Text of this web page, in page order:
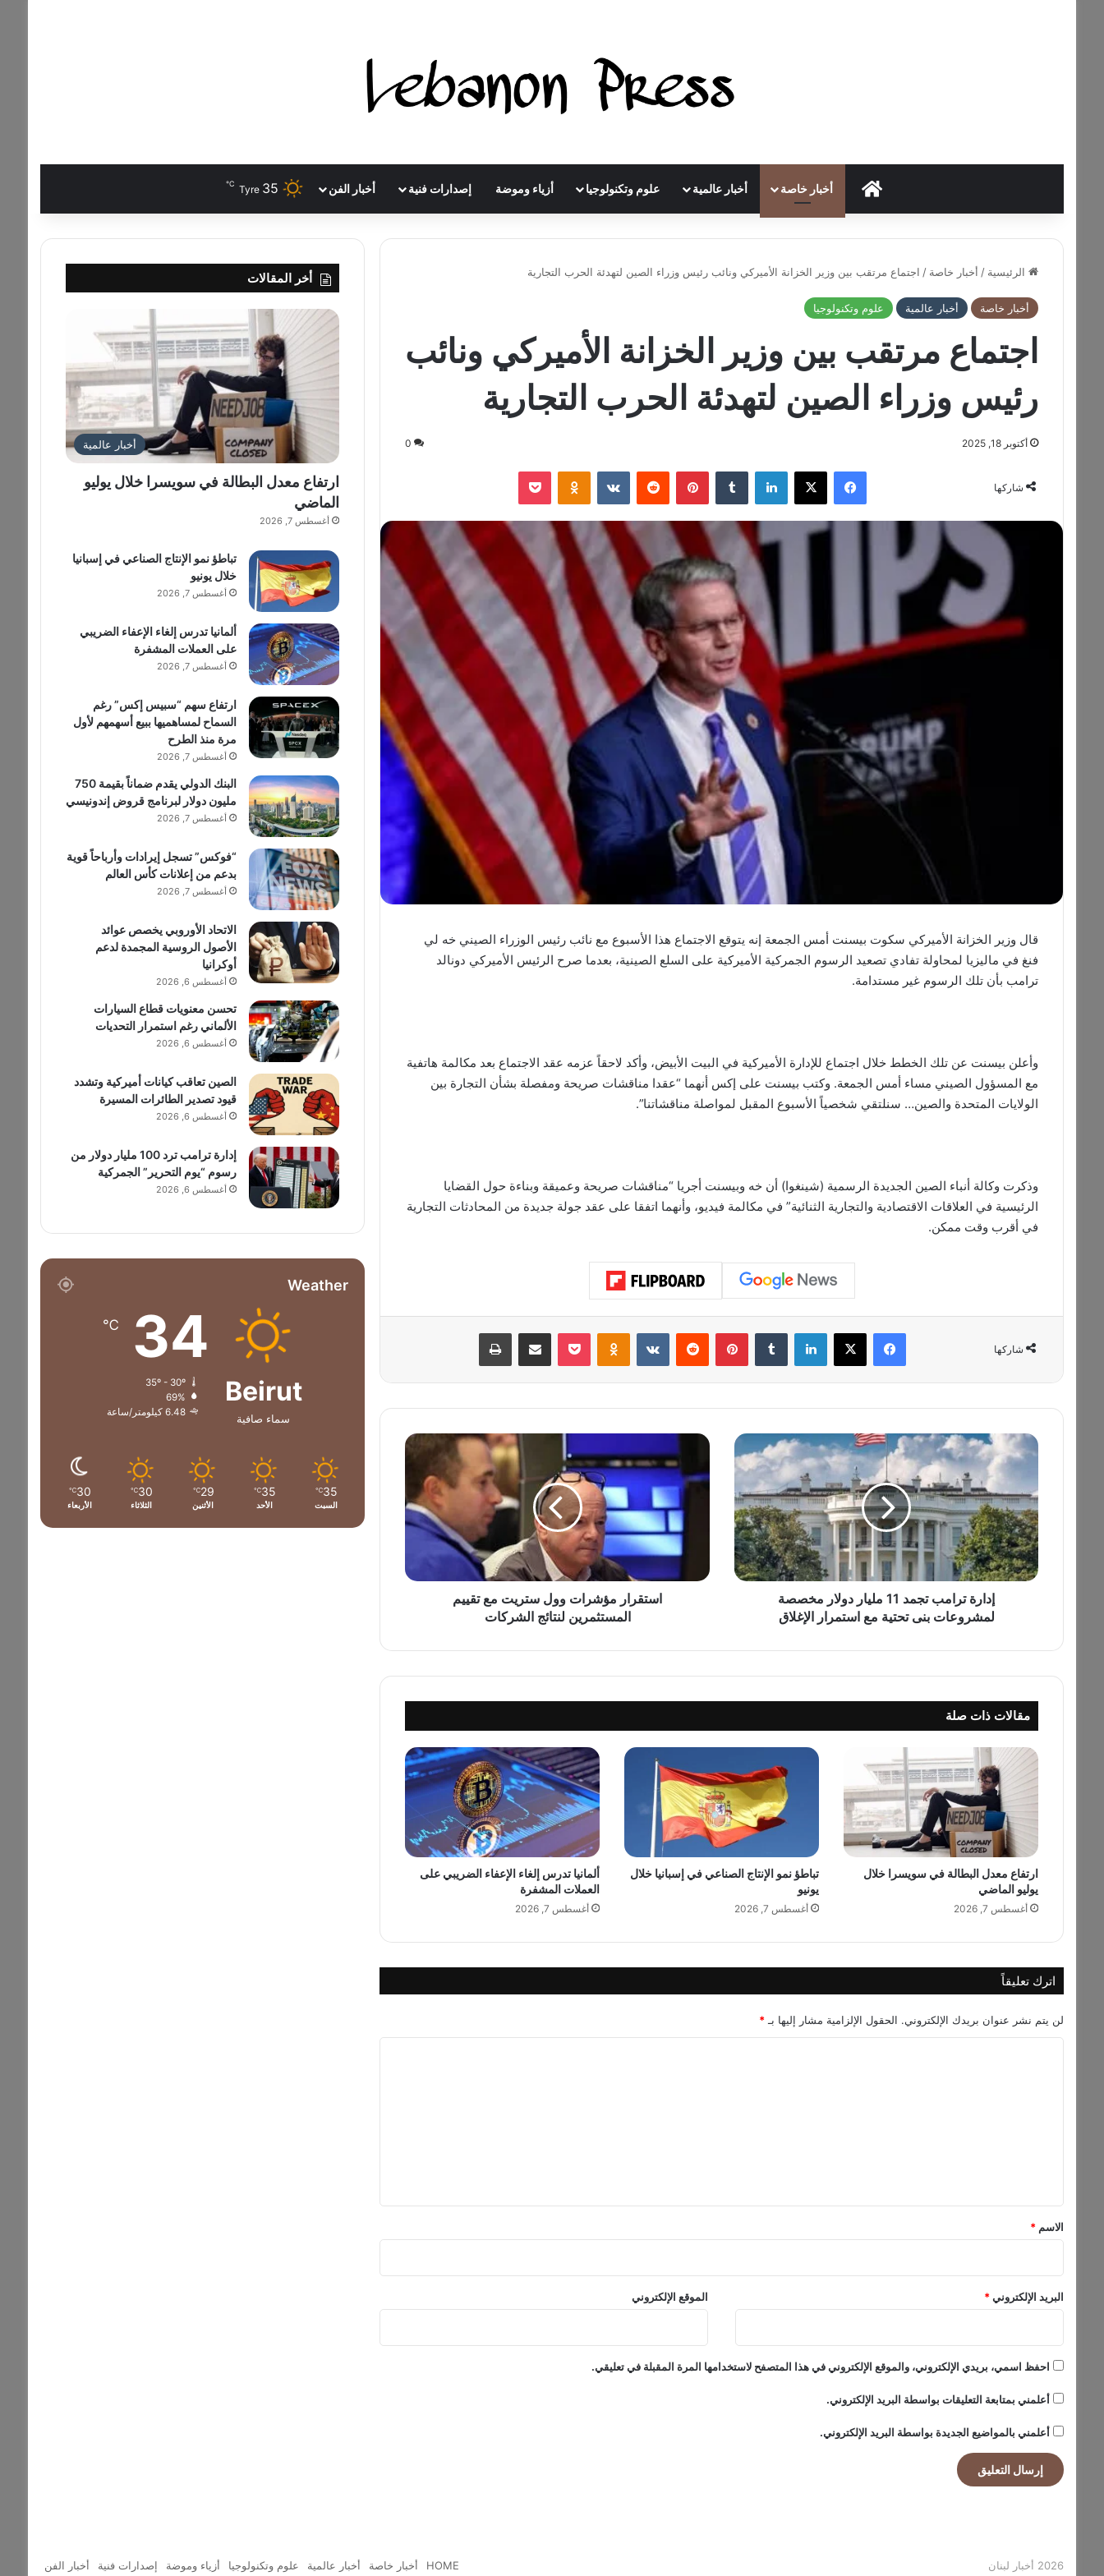
HOMEأخبار خاصة أخبار عالمية علوم وتكنولوجيا أزياء وموضة إصدارات فنية أخبار الفن Tyre 35
℃
الرئيسية / أخبار خاصة / اجتماع مرتقب بين وزير الخزانة الأميركي ونائب رئيس وزراء الصين لتهدئة الحرب التجارية
أخبار خاصة أخبار عالمية علوم وتكنولوجيا
اجتماع مرتقب بين وزير الخزانة الأميركي ونائب
رئيس وزراء الصين لتهدئة الحرب التجارية
أكتوبر 18, 2025 0
شاركها
فيسبوك ‫X لينكدإن ‏Tumblr بينتيريست ‏Reddit
‏VKontakte
Odnoklassniki
‫Pocket
قال وزير الخزانة الأميركي سكوت بيسنت أمس الجمعة إنه يتوقع الاجتماع هذا الأسبوع مع نائب رئيس الوزراء الصيني خه لي
فنغ في ماليزيا لمحاولة تفادي تصعيد الرسوم الجمركية الأميركية على السلع الصينية، بعدما صرح الرئيس الأميركي دونالد
ترامب بأن تلك الرسوم غير مستدامة.
وأعلن بيسنت عن تلك الخطط خلال اجتماع للإدارة الأميركية في البيت الأبيض، وأكد لاحقاً عزمه عقد الاجتماع بعد مكالمة هاتفية
مع المسؤول الصيني مساء أمس الجمعة. وكتب بيسنت على إكس أنهما “عقدا مناقشات صريحة ومفصلة بشأن التجارة بين
الولايات المتحدة والصين… سنلتقي شخصياً الأسبوع المقبل لمواصلة مناقشاتنا”.
وذكرت وكالة أنباء الصين الجديدة الرسمية (شينغوا) أن خه وبيسنت أجريا “مناقشات صريحة وعميقة وبناءة حول القضايا
الرئيسية في العلاقات الاقتصادية والتجارية الثنائية” في مكالمة فيديو، وأنهما اتفقا على عقد جولة جديدة من المحادثات التجارية
في أقرب وقت ممكن.
شاركها
فيسبوك ‫X لينكدإن ‏Tumblr بينتيريست ‏Reddit
‏VKontakte
Odnoklassniki
‫Pocket مشاركة عبر البريد طباعة
إ
د
ر
ة
ت
ر
ا
م
م
1
ل
ي
ا
ر
د
و
ا
ر
م
خ
ص
ل
م
ر
ة
س
ا
ا
ل
ل
إدارة ترامب تجمد 11 مليار دولار مخصصة
لمشروعات بنى تحتية مع استمرار الإغلاق
ا
ت
ؤ
ت
ل
ت
ت
م
ع
ت
ق
ي
ل
ت
ت
استقرار مؤشرات وول ستريت مع تقييم
المستثمرين لنتائج الشركات
مقالات ذات صلة
ارتفاع معدل البطالة في سويسرا خلال
يوليو الماضي
أغسطس 7, 2026
تباطؤ نمو الإنتاج الصناعي في إسبانيا خلال
يونيو
أغسطس 7, 2026
ألمانيا تدرس إلغاء الإعفاء الضريبي على
العملات المشفرة
أغسطس 7, 2026
اترك تعليقاً
لن يتم نشر عنوان بريدك الإلكتروني. الحقول الإلزامية مشار إليها بـ *
*
الاسم *
البريد الإلكتروني* الموقع الإلكتروني
احفظ اسمي، بريدي الإلكتروني، والموقع الإلكتروني في هذا المتصفح لاستخدامها المرة المقبلة في تعليقي.
أعلمني بمتابعة التعليقات بواسطة البريد الإلكتروني.
أعلمني بالمواضيع الجديدة بواسطة البريد الإلكتروني.
أخر المقالات
أخبار عالمية
ارتفاع معدل البطالة في سويسرا خلال يوليو
الماضي
أغسطس 7, 2026
تباطؤ نمو الإنتاج الصناعي في إسبانيا
خلال يونيو
أغسطس 7, 2026
ألمانيا تدرس إلغاء الإعفاء الضريبي
على العملات المشفرة
أغسطس 7, 2026
ارتفاع سهم “سبيس إكس” رغم
السماح لمساهميها ببيع أسهمهم لأول
مرة منذ الطرح
أغسطس 7, 2026
البنك الدولي يقدم ضماناً بقيمة 750
مليون دولار لبرنامج قروض إندونيسي
أغسطس 7, 2026
“فوكس” تسجل إيرادات وأرباحاً قوية
بدعم من إعلانات كأس العالم
أغسطس 7, 2026
الاتحاد الأوروبي يخصص عوائد
الأصول الروسية المجمدة لدعم
أوكرانيا
أغسطس 6, 2026
تحسن معنويات قطاع السيارات
الألماني رغم استمرار التحديات
أغسطس 6, 2026
الصين تعاقب كيانات أميركية وتشدد
قيود تصدير الطائرات المسيرة
أغسطس 6, 2026
إدارة ترامب ترد 100 مليار دولار من
رسوم “يوم التحرير” الجمركية
أغسطس 6, 2026
Weather
Beirut
سماء صافية
34
℃
35º - 30º
69%
6.48 كيلومتر/ساعة
35
℃
السبت
35
℃
الأحد
29
℃
الأثنين
30
℃
الثلاثاء
30
℃
الأربعاء
2026 أخبار لبنان HOME أخبار خاصة أخبار عالمية علوم وتكنولوجيا أزياء وموضة إصدارات فنية أخبار الفن